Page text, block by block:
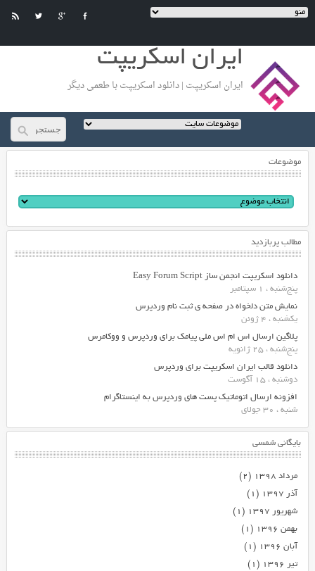
ایران اسکریپت
ایران اسکریپت | دانلود اسکریپت با طعمی دیگر
موضوعات
مطالب پربازدید
دانلود اسکریپت انجمن ساز Easy Forum Script
پنج‌شنبه ، 1 سپتامبر
نمایش متن دلخواه در صفحه ی ثبت نام وردپرس
یکشنبه ، 4 ژوئن
پلاگین ارسال اس ام اس ملی پیامک برای وردپرس و ووکامرس
پنج‌شنبه ، 25 ژانویه
دانلود قالب ایران اسکریپت برای وردپرس
دوشنبه ، 15 آگوست
افزونه ارسال اتوماتیک پست های وردپرس به اینستاگرام
شنبه ، 30 جولای
بایگانی شمسی
مرداد ۱۳۹۸
(۲)
آذر ۱۳۹۷
(۱)
شهریور ۱۳۹۷
(۱)
بهمن ۱۳۹۶
(۱)
آبان ۱۳۹۶
(۱)
تیر ۱۳۹۶
(۱)